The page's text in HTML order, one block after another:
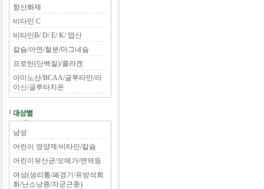
항산화제
비타민 C
비타민B/ D/ E/ K/ 엽산
칼슘/아연/철분/마그네슘
프로틴(단백질)/콜라겐
아미노산/BCAA/글루타민/라
이신/글루타치온
남성
어린이 영양제/비타민/칼슘
어린이유산균/오메가/면역등
여성(생리통/폐경기/유방석회
화/난소낭종/자궁근종)